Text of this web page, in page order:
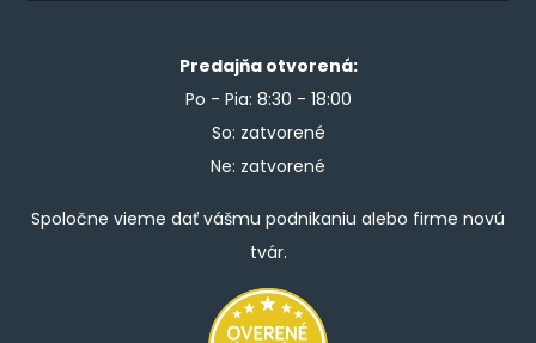
Predajňa otvorená:
Po - Pia: 8:30 - 18:00
So: zatvorené
Ne: zatvorené
Spoločne vieme dať vášmu podnikaniu alebo firme novú
tvár.